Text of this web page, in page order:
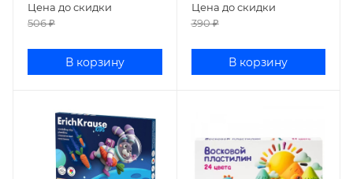
Цена до скидки
506₽
В корзину
Цена до скидки
390₽
В корзину